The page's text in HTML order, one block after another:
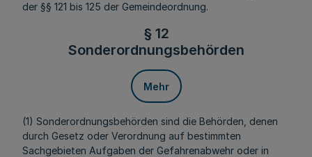
der §§ 121 bis 125 der Gemeindeordnung.
§ 12
Sonderordnungsbehörden
Mehr
(1) Sonderordnungsbehörden sind die Behörden, denen
durch Gesetz oder Verordnung auf bestimmten
Sachgebieten Aufgaben der Gefahrenabwehr oder in